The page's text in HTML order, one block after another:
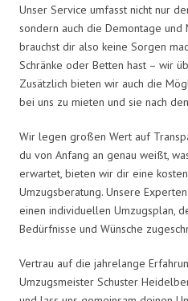
Unser Service umfasst nicht nur
sondern auch die Demontage und
brauchst dir also keine Sorgen
Schränke oder Betten hast – wir
Zusätzlich bieten wir auch die
bei uns zu mieten und sie nach
Wir legen großen Wert auf
du von Anfang an genau weißt,
erwartet, bieten wir dir eine
Umzugsberatung. Unsere
einen individuellen Umzugsplan,
Bedürfnisse und Wünsche
Vertrau auf die jahrelange
Umzugsmeister Schuster